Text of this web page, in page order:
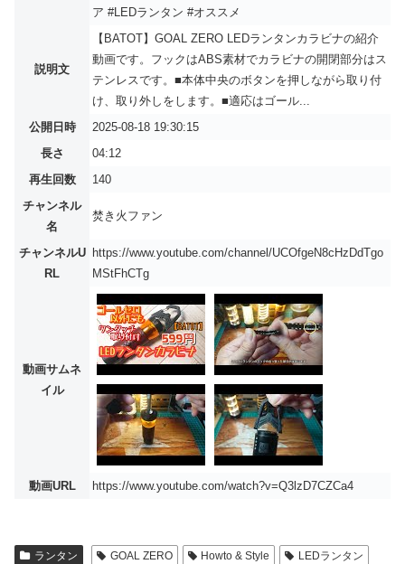
ア #LEDランタン #オススメ
説明文
【BATOT】GOAL ZERO LEDランタンカラビナの紹介
動画です。フックはABS素材でカラビナの開閉部分はス
テンレスです。■本体中央のボタンを押しながら取り付
け、取り外しをします。■適応はゴール...
公開日時
2025-08-18 19:30:15
長さ
04:12
再生回数
140
チャンネル
名
焚き火ファン
チャンネルU
RL
https://www.youtube.com/channel/UCOfgeN8cHzDdTgo
MStFhCTg
動画サムネ
イル
動画URL https://www.youtube.com/watch?v=Q3lzD7CZCa4
ランタン GOAL ZERO Howto & Style
LEDランタン